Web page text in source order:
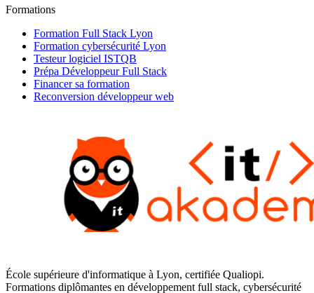
Formations
Formation Full Stack Lyon
Formation cybersécurité Lyon
Testeur logiciel ISTQB
Prépa Développeur Full Stack
Financer sa formation
Reconversion développeur web
École supérieure d'informatique à Lyon, certifiée Qualiopi.
Formations diplômantes en développement full stack, cybersécurité